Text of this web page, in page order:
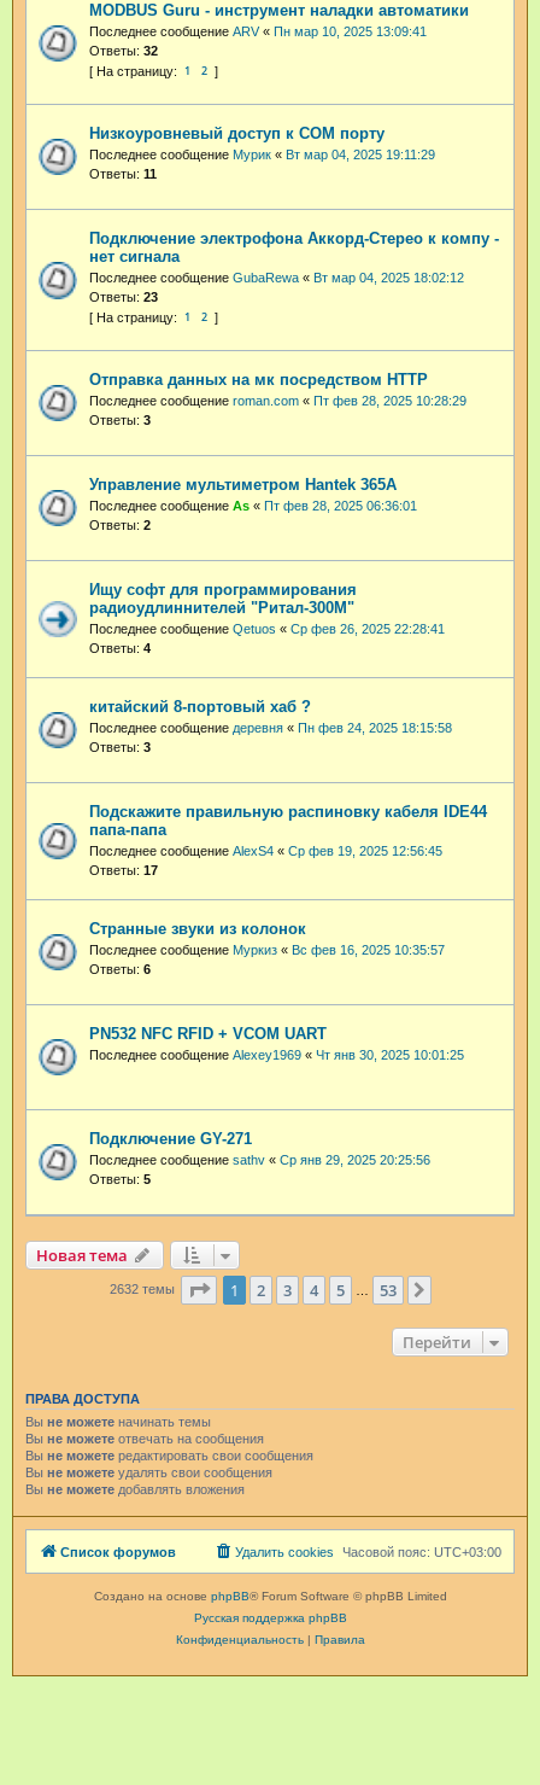
MODBUS Guru - инструмент наладки автоматики
Последнее сообщение ARV« Пн мар 10, 2025 13:09:41
Ответы: 32
1 2
Низкоуровневый доступ к СОМ порту
Последнее сообщение Мурик « Вт мар 04, 2025 19:11:29
Ответы: 11
Подключение электрофона Аккорд-Стерео к компу -
нет сигнала
Последнее сообщение GubaRewa « Вт мар 04, 2025 18:02:12
Ответы: 23
1 2
Отправка данных на мк посредством HTTP
Последнее сообщение roman.com « Пт фев 28, 2025 10:28:29
Ответы: 3
Управление мультиметром Hantek 365A
Последнее сообщение As « Пт фев 28, 2025 06:36:01
Ответы: 2
Ищу софт для программирования
радиоудлиннителей "Ритал-300М"
Последнее сообщение Qetuos « Ср фев 26, 2025 22:28:41
Ответы: 4
китайский 8-портовый хаб ?
Последнее сообщение деревня « Пн фев 24, 2025 18:15:58
Ответы: 3
Подскажите правильную распиновку кабеля IDE44
папа-папа
Последнее сообщение AlexS4 « Ср фев 19, 2025 12:56:45
Ответы: 17
Странные звуки из колонок
Последнее сообщение Муркиз « Вс фев 16, 2025 10:35:57
Ответы: 6
PN532 NFC RFID + VCOM UART
Последнее сообщение Alexey1969 « Чт янв 30, 2025 10:01:25
Подключение GY-271
Последнее сообщение sathv « Ср янв 29, 2025 20:25:56
Ответы: 5
Новая тема
2632 темы Страница из 53
1 2 3 4 5 53
Перейти
ПРАВА ДОСТУПА
Вы не можете начинать темы
Вы не можете отвечать на сообщения
Вы не можете редактировать свои сообщения
Вы не можете удалять свои сообщения
Вы не можете добавлять вложения
Список форумов Часовой пояс: UTC+03:00
Удалить cookies
Создано на основе phpBB® Forum Software © phpBB Limited
Русская поддержка phpBB
Конфиденциальность| Правила